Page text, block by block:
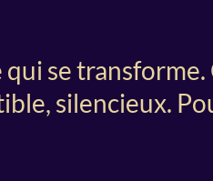
qui se
silencieux.